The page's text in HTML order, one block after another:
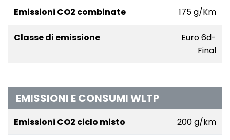
Emissioni CO2 combinate 175 g/Km
Classe di emissione
Euro 6d-
Final
EMISSIONI E CONSUMI WLTP
Emissioni CO2 ciclo misto 200 g/km